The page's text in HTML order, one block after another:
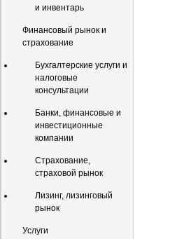
и инвентарь
Финансовый рынок и
страхование
Бухгалтерские услуги и
налоговые
консультации
Банки, финансовые и
инвестиционные
компании
Страхование,
страховой рынок
Лизинг, лизинговый
рынок
Услуги